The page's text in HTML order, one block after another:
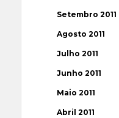
Setembro 2011
Agosto 2011
Julho 2011
Junho 2011
Maio 2011
Abril 2011